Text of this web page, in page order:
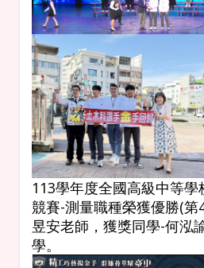
113學年度全國高級中等
競賽-測量職種榮獲優勝(第
昱安老師，獲獎同學-何泓
學。